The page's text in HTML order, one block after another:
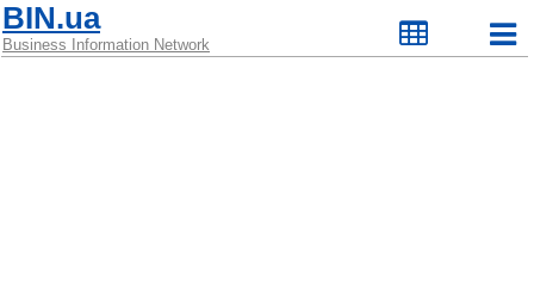
BIN.ua
Business Information Network